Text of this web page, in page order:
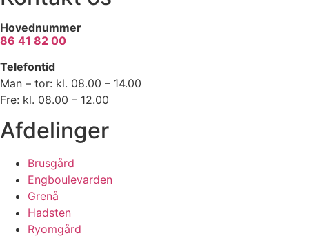
Hovednummer
86 41 82 00
Telefontid
Man – tor: kl. 08.00 – 14.00
Fre: kl. 08.00 – 12.00
Afdelinger
Brusgård
Engboulevarden
Grenå
Hadsten
Ryomgård